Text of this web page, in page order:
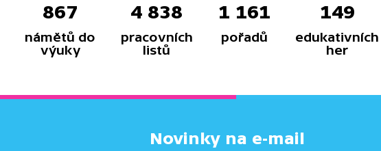
867
námětů do
výuky
4 838
pracovních
listů
1 161
pořadů
149
edukativních
her
Novinky na e-mail